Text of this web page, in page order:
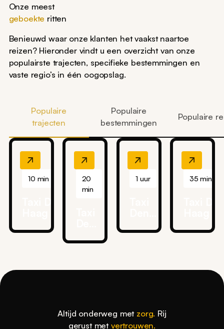
Onze meest
geboekte ritten
Benieuwd waar onze klanten het vaakst naartoe
reizen? Hieronder vindt u een overzicht van onze
populairste trajecten, specifieke bestemmingen en
vaste regio’s in één oogopslag.
Populaire
trajecten
Populaire
bestemmingen
Populaire
10 min
Westeinde
Ziekenhuis
20
min
→
1 uur
→
35 min
Altijd onderweg met zorg. Rij
gerust metvertrouwen.